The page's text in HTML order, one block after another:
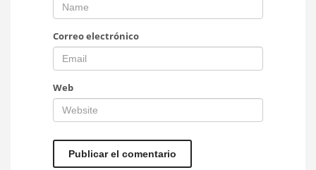
Correo electrónico
Web